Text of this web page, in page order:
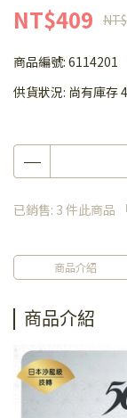
NT$409
商品編號: 6114201
供貨狀況: 尚有庫存
已銷售: 3 件此商品
商品介紹
商品介紹